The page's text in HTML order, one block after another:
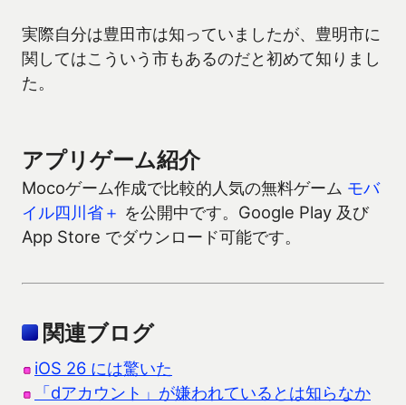
実際自分は豊田市は知っていましたが、豊明市に
関してはこういう市もあるのだと初めて知りまし
た。
アプリゲーム紹介
Mocoゲーム作成で比較的人気の無料ゲーム モバ
イル四川省＋ を公開中です。Google Play 及び
App Store でダウンロード可能です。
関連ブログ
iOS 26 には驚いた
「dアカウント」が嫌われているとは知らなか